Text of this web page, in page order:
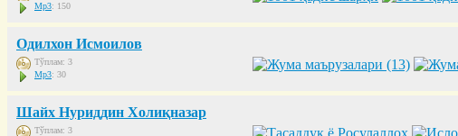
Mp3: 150
Одилхон Исмоилов
Тўплам: 3
Mp3: 30
Шайх Нуриддин Холиқназар
Тўплам: 3